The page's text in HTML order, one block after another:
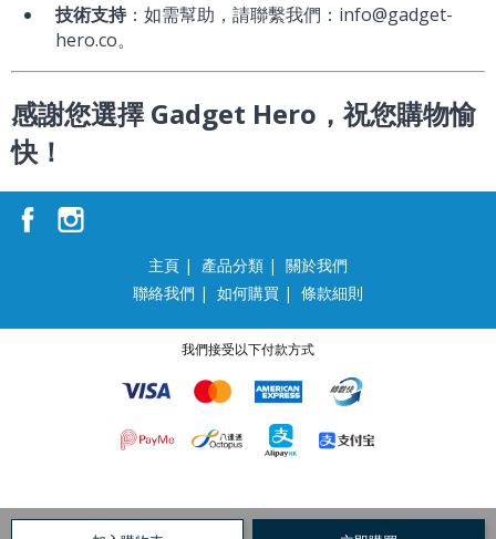
技術支持：如需幫助，請聯繫我們：info@gadget-
hero.co。
感謝您選擇 Gadget Hero，祝您購物愉
快！
主頁 | 產品分類 | 關於我們
聯絡我們 | 如何購買 | 條款細則
我們接受以下付款方式